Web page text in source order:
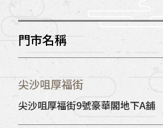
門市名稱
尖沙咀厚福街
尖沙咀厚福街9號豪華閣地下A舖